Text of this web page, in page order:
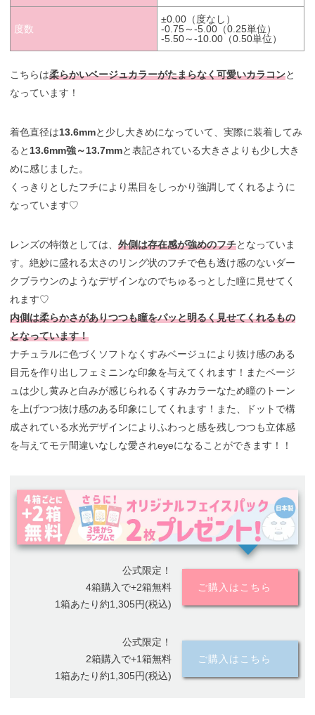
度数
±0.00（度なし）
-0.75～-5.00（0.25単位）
-5.50～-10.00（0.50単位）
こちらは柔らかいベージュカラーがたまらなく可愛いカラコンと
なっています！
着色直径は13.6mmと少し大きめになっていて、実際に装着してみ
ると 13.6mm強～13.7mmと表記されている大きさよりも少し大き
めに感じました。
くっきりとしたフチにより黒目をしっかり強調してくれるように
なっています♡
レンズの特徴としては、外側は存在感が強めのフチとなっていま
す。絶妙に盛れる太さのリング状のフチで色も透け感のないダー
クブラウンのようなデザインなのでちゅるっとした瞳に見せてく
れます♡
内側は柔らかさがありつつも瞳をパッと明るく見せてくれるもの
となっています！
ナチュラルに色づくソフトなくすみベージュにより抜け感のある
目元を作り出しフェミニンな印象を与えてくれます！またベージ
ュは少し黄みと白みが感じられるくすみカラーなため瞳のトーン
を上げつつ抜け感のある印象にしてくれます！また、ドットで構
成されている水光デザインによりふわっと感を残しつつも立体感
を与えてモテ間違いなしな愛されeyeになることができます！！
公式限定！
4箱購入で+2箱無料
1箱あたり約1,305円(税込)
ご購入はこちら
公式限定！
2箱購入で+1箱無料
1箱あたり約1,305円(税込)
ご購入はこちら